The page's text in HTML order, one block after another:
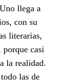
llega a
con su
literarias,
casi
la realidad.
las de